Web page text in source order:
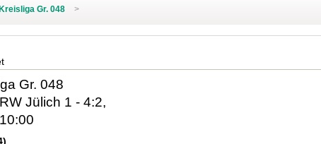
Gr. 048 >
Gr. 048
Jülich 1 - 4:2,